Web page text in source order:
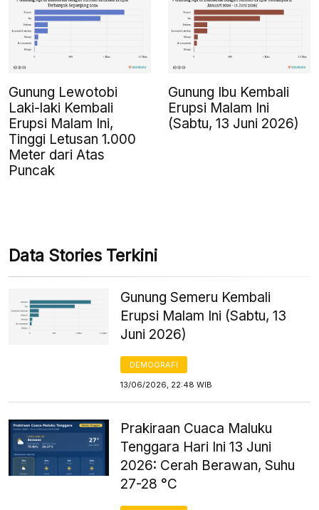
Gunung Lewotobi
Laki-laki Kembali
Erupsi Malam Ini,
Tinggi Letusan 1.000
Meter dari Atas
Puncak
Gunung Ibu Kembali
Erupsi Malam Ini
(Sabtu, 13 Juni 2026)
Data Stories Terkini
Gunung Semeru Kembali
Erupsi Malam Ini (Sabtu, 13
Juni 2026)
DEMOGRAFI
13/06/2026, 22:48 WIB
Prakiraan Cuaca Maluku
Tenggara Hari Ini 13 Juni
2026: Cerah Berawan, Suhu
27-28 °C